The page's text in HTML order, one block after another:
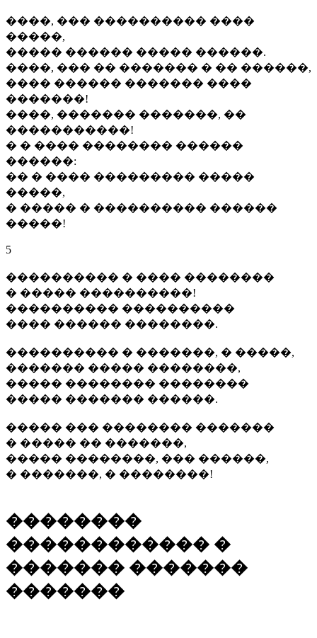
����, ��� ���������� ����
�����,
����� ������ ����� ������.
����, ��� �� ������� � �� ������,
���� ������ ������� ����
�������!
����, ������� �������, ��
�����������!
� � ���� �������� ������
������:
�� � ���� ��������� �����
�����,
� ����� � ���������� ������
�����!
5
���������� � ���� ��������
� ����� ����������!
���������� ����������
���� ������ ��������.
���������� � �������, � �����,
������� ����� ��������,
����� �������� ��������
����� ������� ������.
����� ��� �������� �������
� ����� �� �������,
����� ��������, ��� ������,
� �������, � ��������!
��������
������������ �
������� �������
�������